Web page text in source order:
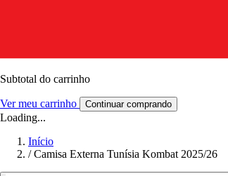
Subtotal do carrinho
Ver meu carrinho Continuar comprando
Loading...
Início
/ Camisa Externa Tunísia Kombat 2025/26